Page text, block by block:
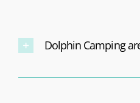
Dolphin Camping